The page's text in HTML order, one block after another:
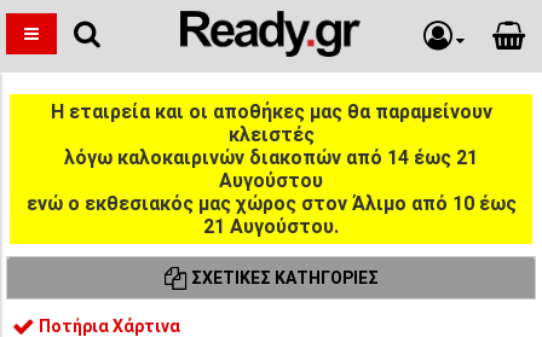
Η εταιρεία και οι αποθήκες μας θα παραμείνουν
κλειστές
λόγω καλοκαιρινών διακοπών από 14 έως 21
Αυγούστου
ενώ ο εκθεσιακός μας χώρος στον Άλιμο από 10 έως
21 Αυγούστου.
ΣΧΕΤΙΚΈΣ ΚΑΤΗΓΟΡΊΕΣ
Ποτήρια Χάρτινα